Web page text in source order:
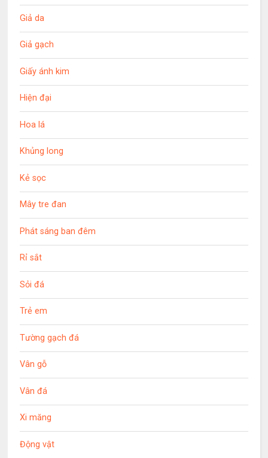
Giả da
Giả gạch
Giấy ánh kim
Hiện đại
Hoa lá
Khủng long
Kẻ sọc
Mây tre đan
Phát sáng ban đêm
Rỉ sắt
Sỏi đá
Trẻ em
Tường gạch đá
Vân gỗ
Vân đá
Xi măng
Động vật